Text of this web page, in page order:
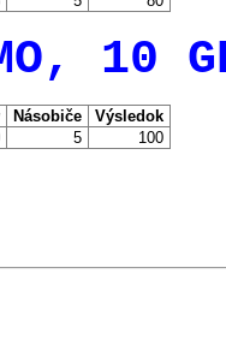
10
Násobiče
Výsledok
5 100